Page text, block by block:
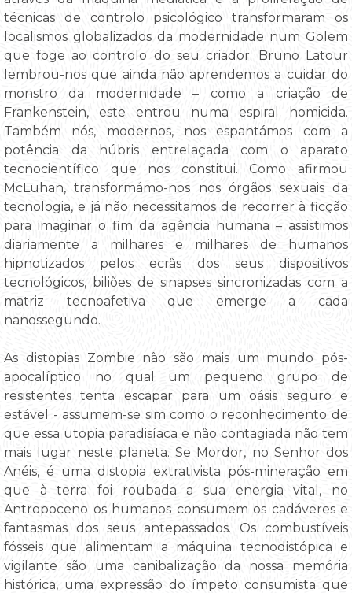
técnicas de controlo psicológico transformaram os
localismos globalizados da modernidade num Golem
que foge ao controlo do seu criador. Bruno Latour
lembrou-nos que ainda não aprendemos a cuidar do
monstro da modernidade – como a criação de
Frankenstein, este entrou numa espiral homicida.
Também nós, modernos, nos espantámos com a
potência da húbris entrelaçada com o aparato
tecnocientífico que nos constitui. Como afirmou
McLuhan, transformámo-nos nos órgãos sexuais da
tecnologia, e já não necessitamos de recorrer à ficção
para imaginar o fim da agência humana – assistimos
diariamente a milhares e milhares de humanos
hipnotizados pelos ecrãs dos seus dispositivos
tecnológicos, biliões de sinapses sincronizadas com a
matriz tecnoafetiva que emerge a cada
nanossegundo.
As distopias Zombie não são mais um mundo pós-
apocalíptico no qual um pequeno grupo de
resistentes tenta escapar para um oásis seguro e
estável - assumem-se sim como o reconhecimento de
que essa utopia paradisíaca e não contagiada não tem
mais lugar neste planeta. Se Mordor, no Senhor dos
Anéis, é uma distopia extrativista pós-mineração em
que à terra foi roubada a sua energia vital, no
Antropoceno os humanos consumem os cadáveres e
fantasmas dos seus antepassados. Os combustíveis
fósseis que alimentam a máquina tecnodistópica e
vigilante são uma canibalização da nossa memória
histórica, uma expressão do ímpeto consumista que